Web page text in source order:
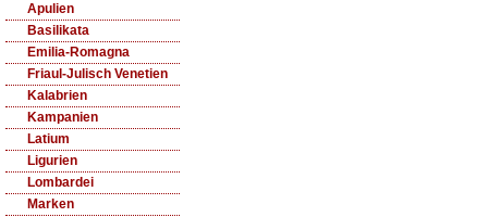
Apulien
Basilikata
Emilia-Romagna
Friaul-Julisch Venetien
Kalabrien
Kampanien
Latium
Ligurien
Lombardei
Marken